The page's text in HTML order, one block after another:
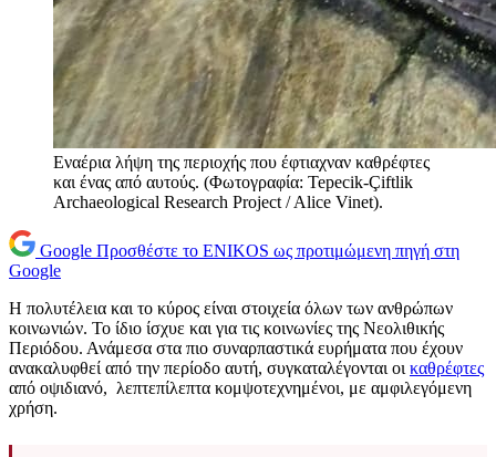
Εναέρια λήψη της περιοχής που έφτιαχναν καθρέφτες
και ένας από αυτούς. (Φωτογραφία: Tepecik-Çiftlik
Archaeological Research Project / Alice Vinet).
Google Προσθέστε το ENIKOS ως προτιμώμενη πηγή στη
Google
Η πολυτέλεια και το κύρος είναι στοιχεία όλων των ανθρώπων
κοινωνιών. Το ίδιο ίσχυε και για τις κοινωνίες της Νεολιθικής
Περιόδου. Ανάμεσα στα πιο συναρπαστικά ευρήματα που έχουν
ανακαλυφθεί από την περίοδο αυτή, συγκαταλέγονται οι καθρέφτες
από οψιδιανό, λεπτεπίλεπτα κομψοτεχνημένοι, με αμφιλεγόμενη
χρήση.